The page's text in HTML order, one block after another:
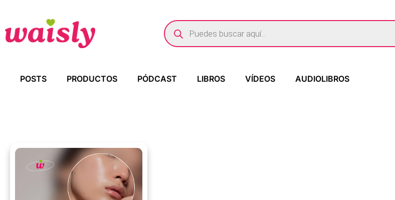
POSTS PRODUCTOS PÓDCAST LIBROS VÍDEOS AUDIOLIBROS